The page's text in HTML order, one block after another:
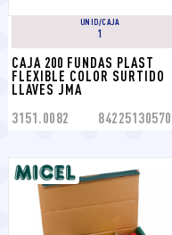
UNID/CAJA
1
CAJA 200 FUNDAS PLAST
FLEXIBLE COLOR SURTIDO
LLAVES JMA
3151.0082